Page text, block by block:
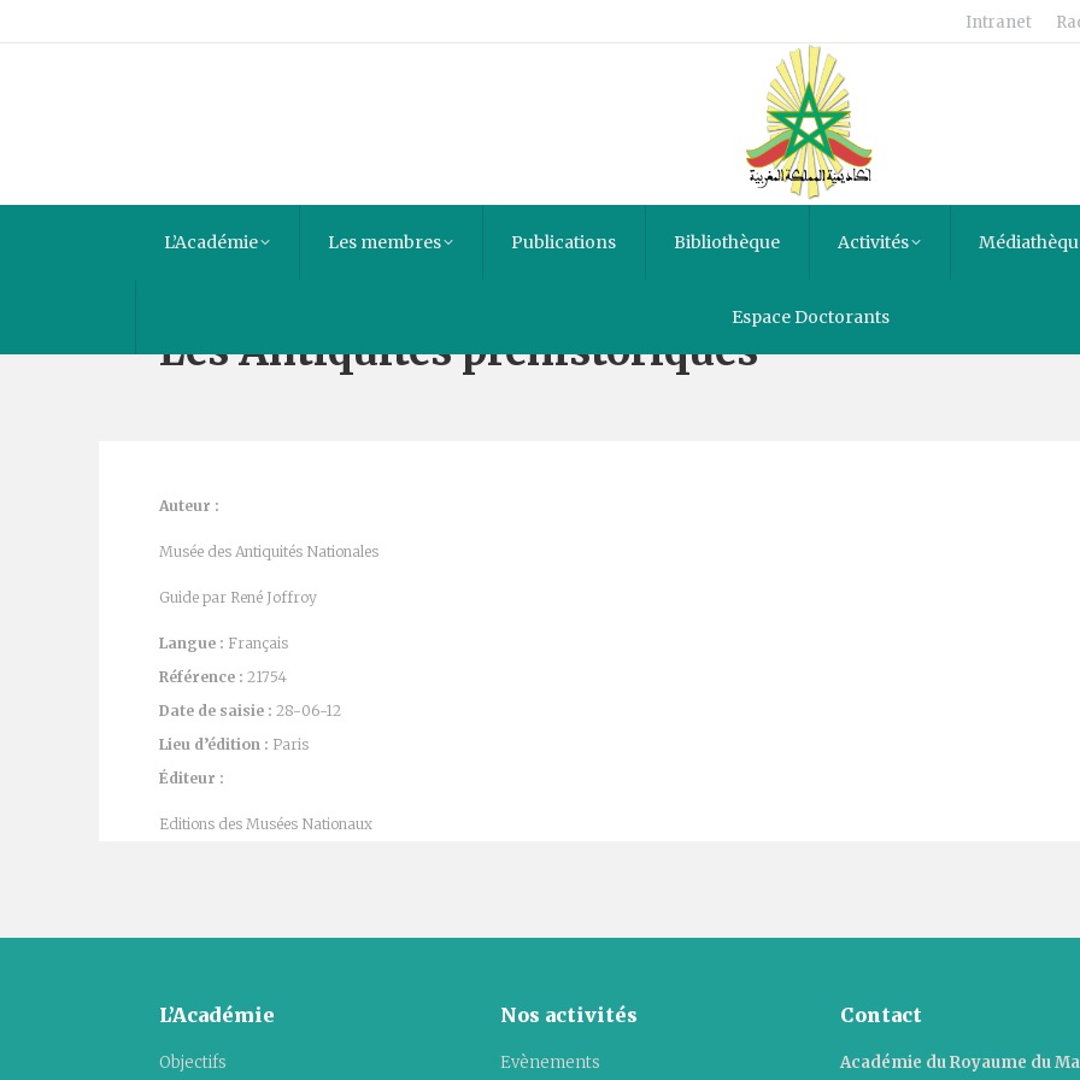
Intranet
L’Académie Les membres Publications Bibliothèque Activités
Espace Doctorants
Les Antiquités préhistoriques
Auteur :
Musée des Antiquités Nationales
Guide par René Joffroy
Langue : Français
Référence : 21754
Date de saisie : 28-06-12
Lieu d’édition : Paris
Éditeur :
Editions des Musées Nationaux
L’Académie
Objectifs
Nos activités
Evènements
Contact
Académie du Royaume du